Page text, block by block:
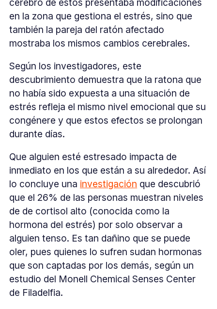
cerebro de éstos presentaba modificaciones
en la zona que gestiona el estrés, sino que
también la pareja del ratón afectado
mostraba los mismos cambios cerebrales.
Según los investigadores, este
descubrimiento demuestra que la ratona que
no había sido expuesta a una situación de
estrés refleja el mismo nivel emocional que su
congénere y que estos efectos se prolongan
durante días.
Que alguien esté estresado impacta de
inmediato en los que están a su alrededor. Así
lo concluye una investigación que descubrió
que el 26% de las personas muestran niveles
de de cortisol alto (conocida como la
hormona del estrés) por solo observar a
alguien tenso. Es tan dañino que se puede
oler, pues quienes lo sufren sudan hormonas
que son captadas por los demás, según un
estudio del Monell Chemical Senses Center
de Filadelfia.